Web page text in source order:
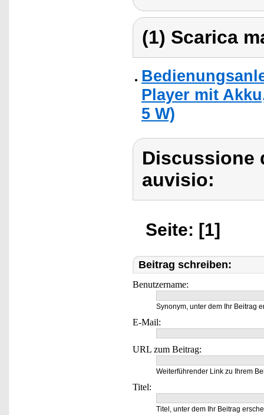
(1) Scarica
Player mit
5 W)
Discussione
auvisio:
Seite: [1]
Beitrag schreiben:
Benutzername:
Synonym, unter dem Ihr Beitrag
E-Mail:
URL zum Beitrag:
Weiterführender Link zu Ihrem
Titel:
Titel, unter dem Ihr Beitrag